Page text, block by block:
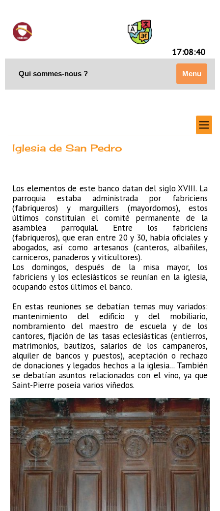
17:08:40
Qui sommes-nous ? Menu
Iglesia de San Pedro
Los elementos de este banco datan del siglo XVIII. La
parroquia estaba administrada por fabriciens
(fabriqueros) y marguillers (mayordomos), estos
últimos constituían el comité permanente de la
asamblea parroquial. Entre los fabriciens
(fabriqueros), que eran entre 20 y 30, había oficiales y
abogados, así como artesanos (canteros, albañiles,
carniceros, panaderos y viticultores).
Los domingos, después de la misa mayor, los
fabriciens y los eclesiásticos se reunían en la iglesia,
ocupando estos últimos el banco.
En estas reuniones se debatían temas muy variados:
mantenimiento del edificio y del mobiliario,
nombramiento del maestro de escuela y de los
cantores, fijación de las tasas eclesiásticas (entierros,
matrimonios, bautizos, salarios de los campaneros,
alquiler de bancos y puestos), aceptación o rechazo
de donaciones y legados hechos a la iglesia... También
se debatían asuntos relacionados con el vino, ya que
Saint-Pierre poseía varios viñedos.